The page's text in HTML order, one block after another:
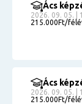
Ács
2026. 09. 05. |
215.000Ft/
Ács
2026. 09. 05. |
215.000Ft/